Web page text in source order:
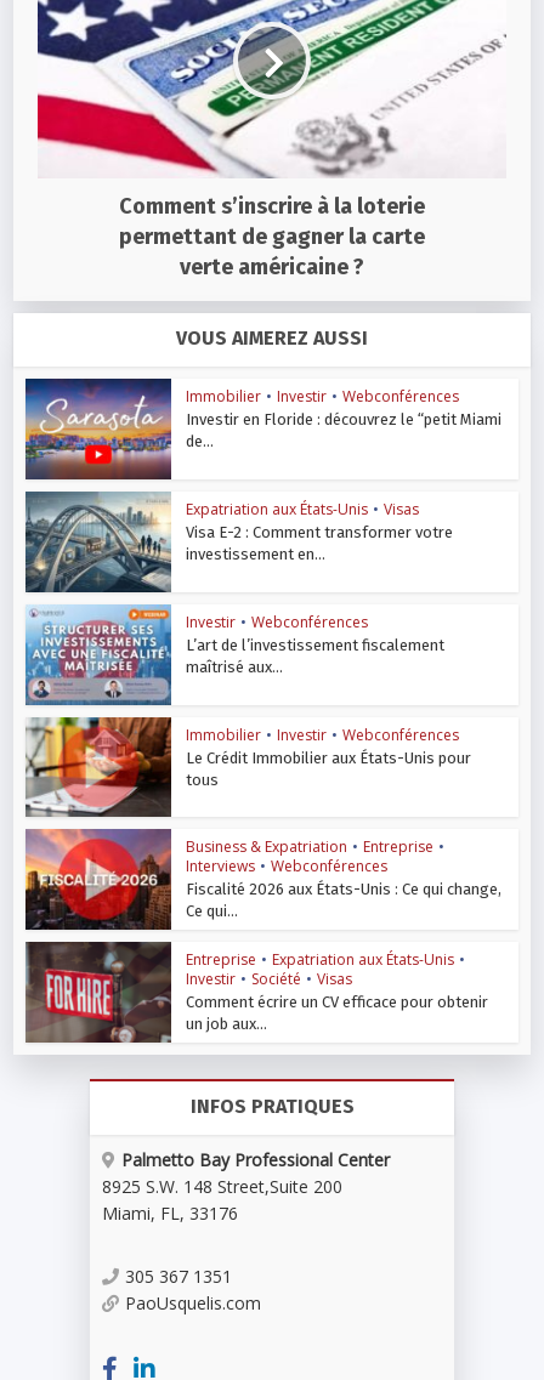
Comment s’inscrire à la loterie
permettant de gagner la carte
verte américaine ?
VOUS AIMEREZ AUSSI
Immobilier • Investir • Webconférences
Investir en Floride : découvrez le “petit Miami
de...
Expatriation aux États-Unis • Visas
Visa E-2 : Comment transformer votre
investissement en...
Investir • Webconférences
L’art de l’investissement fiscalement
maîtrisé aux...
Immobilier • Investir • Webconférences
Le Crédit Immobilier aux États-Unis pour
tous
Business & Expatriation • Entreprise •
Interviews • Webconférences
Fiscalité 2026 aux États-Unis : Ce qui change,
Ce qui...
Entreprise • Expatriation aux États-Unis •
Investir • Société • Visas
Comment écrire un CV efficace pour obtenir
un job aux...
INFOS PRATIQUES
Palmetto Bay Professional Center
8925 S.W. 148 Street,Suite 200
Miami, FL, 33176
305 367 1351
PaoUsquelis.com